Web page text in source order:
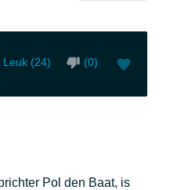
Leuk (24) (0)
Pol den Baat, is